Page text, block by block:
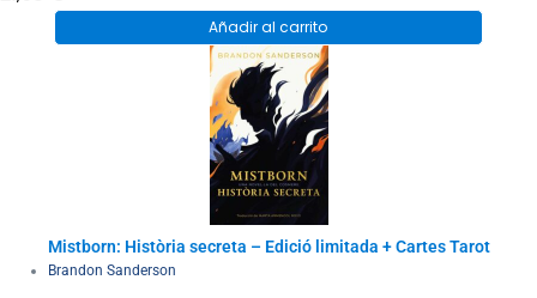
Añadir al carrito
Mistborn: Història secreta – Edició limitada + Cartes Tarot
Brandon Sanderson